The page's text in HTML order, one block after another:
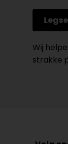
Wij
strakke